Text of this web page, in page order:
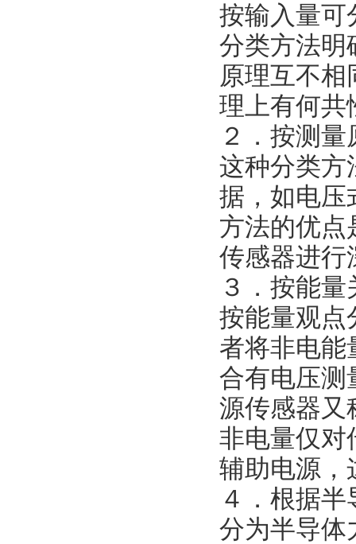
按输入量可
分类方法明
原理互不
理上有何共
２．按测
这种分类方
据，如电压
方法的优点
传感器进行
３．按能
按能量观点
者将非电能
合有电压测
源传感器又
非电量仅对
辅助电源，
４．根据
分为半导体